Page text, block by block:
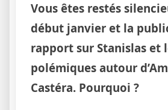
Vous êtes restés
début janvier et la
rapport sur Stanislas et
polémiques autour
Castéra. Pourquoi ?